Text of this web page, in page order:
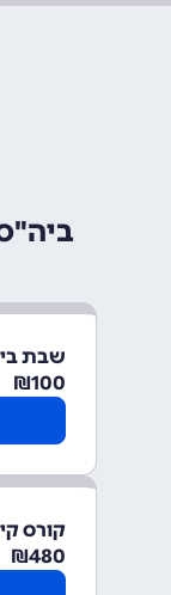
שבת
100
₪
קורס קיץ 2025 - הרשמה
480
₪